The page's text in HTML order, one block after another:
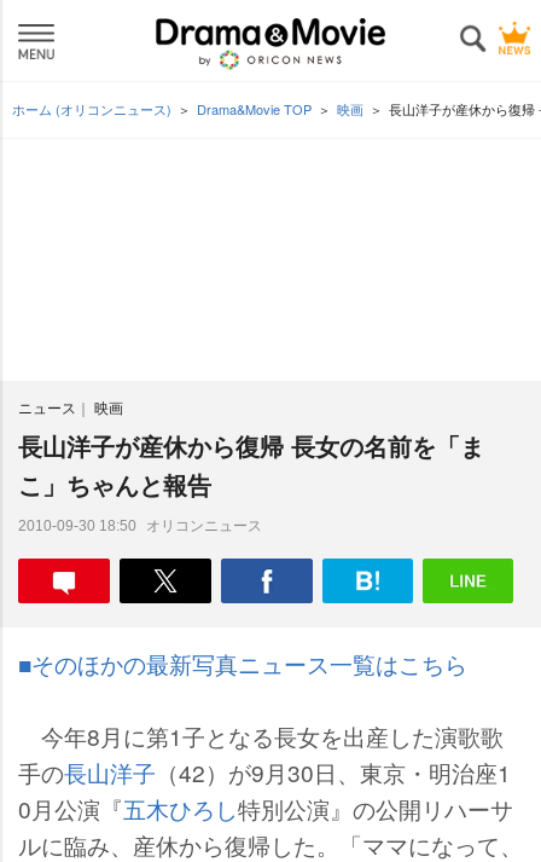
ホーム (オリコンニュース) Drama&Movie TOP 映画 長山洋子が産休から復
ニュース 映画
長山洋子が産休から復帰 長女の名前を「ま
こ」ちゃんと報告
2010-09-30 18:50 オリコンニュース
■そのほかの最新写真ニュース一覧はこちら
今年8月に第1子となる長女を出産した演歌歌
手の長山洋子 （42）が9月30日、東京・明治座1
0月公演『五木ひろし特別公演』の公開リハーサ
ルに臨み、産休から復帰した。「ママになって、